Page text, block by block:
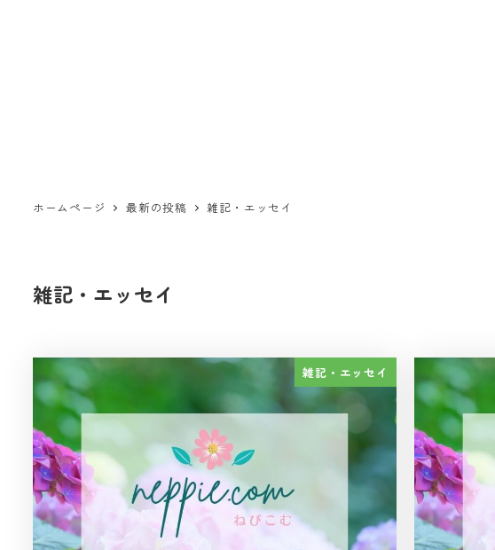
ホームページ 最新の投稿 雑記・エッセイ
雑記・エッセイ
雑記・エッセイ